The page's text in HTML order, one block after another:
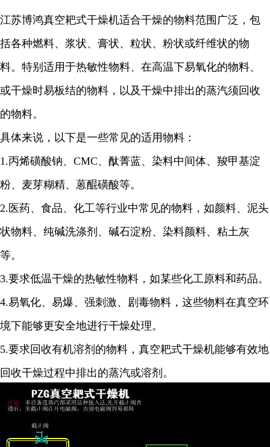
江苏博鸿真空耙式干燥机适合干燥的物料范围广泛，包
括各种燃料、浆状、膏状、粒状、粉状或纤维状的物
料。特别适用于热敏性物料、在高温下易氧化的物料、
或干燥时易板结的物料，以及干燥中排出的蒸汽须回收
的物料。
具体来说，以下是一些常见的适用物料：
1.丙烯磺酸钠、 CMC、酞菁蓝、染料中间体、羧甲基淀
粉、麦芽糊精、蒽醌磺酸等。
2. 医药、食品、化工等行业中常见的物料，如颜料、泥头
状物料、纯碱洗涤剂、碱石淀粉、染料颜料、粘土灰
等。
3.要求低温干燥的热敏性物料，如某些化工原料和药品。
4.易氧化、易爆、强刺激、剧毒物料，这些物料在真空环
境下能够更安全地进行干燥处理。
5.要求回收有机溶剂的物料，真空耙式干燥机能够有效地
回收干燥过程中排出的蒸汽或溶剂。